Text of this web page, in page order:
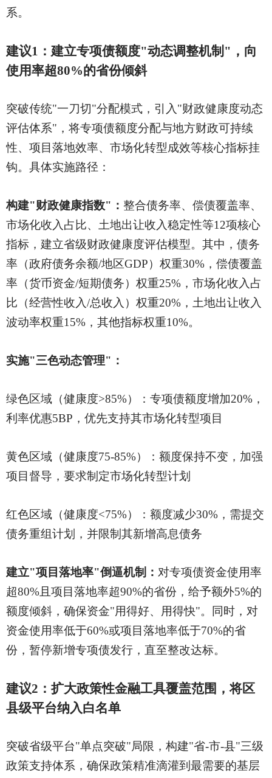
系。
建议1：建立专项债额度"动态调整机制"，向
使用率超80%的省份倾斜
突破传统"一刀切"分配模式，引入"财政健康度动态
评估体系"，将专项债额度分配与地方财政可持续
性、项目落地效率、市场化转型成效等核心指标挂
钩。具体实施路径：
构建"财政健康指数"： 整合债务率、偿债覆盖率、
市场化收入占比、土地出让收入稳定性等12项核心
指标，建立省级财政健康度评估模型。其中，债务
率（政府债务余额/地区GDP）权重30%，偿债覆盖
率（货币资金/短期债务）权重25%，市场化收入占
比（经营性收入/总收入）权重20%，土地出让收入
波动率权重15%，其他指标权重10%。
实施"三色动态管理"：
绿色区域（健康度>85%）：专项债额度增加20%，
利率优惠5BP，优先支持其市场化转型项目
黄色区域（健康度75-85%）：额度保持不变，加强
项目督导，要求制定市场化转型计划
红色区域（健康度<75%）：额度减少30%，需提交
债务重组计划，并限制其新增高息债务
建立"项目落地率"倒逼机制： 对专项债资金使用率
超80%且项目落地率超90%的省份，给予额外5%的
额度倾斜，确保资金"用得好、用得快"。同时，对
资金使用率低于60%或项目落地率低于70%的省
份，暂停新增专项债发行，直至整改达标。
建议2：扩大政策性金融工具覆盖范围，将区
县级平台纳入白名单
突破省级平台"单点突破"局限，构建"省-市-县"三级
政策支持体系，确保政策精准滴灌到最需要的基层